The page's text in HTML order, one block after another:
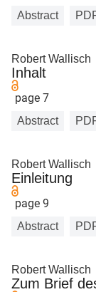
Abstract
Robert Wallisch
Inhalt
page 7
Abstract
Robert Wallisch
Einleitung
page 9
Abstract
Robert Wallisch
Zum Brief